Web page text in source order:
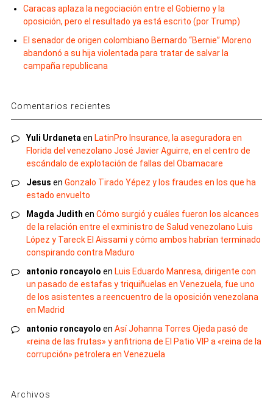
Caracas aplaza la negociación entre el Gobierno y la
oposición, pero el resultado ya está escrito (por Trump)
El senador de origen colombiano Bernardo “Bernie” Moreno
abandonó a su hija violentada para tratar de salvar la
campaña republicana
Comentarios recientes
Yuli Urdaneta en LatinPro Insurance, la aseguradora en
Florida del venezolano José Javier Aguirre, en el centro de
escándalo de explotación de fallas del Obamacare
Jesus en Gonzalo Tirado Yépez y los fraudes en los que ha
estado envuelto
Magda Judith en Cómo surgió y cuáles fueron los alcances
de la relación entre el exministro de Salud venezolano Luis
López y Tareck El Aissami y cómo ambos habrían terminado
conspirando contra Maduro
antonio roncayolo en Luis Eduardo Manresa, dirigente con
un pasado de estafas y triquiñuelas en Venezuela, fue uno
de los asistentes a reencuentro de la oposición venezolana
en Madrid
antonio roncayolo en Así Johanna Torres Ojeda pasó de
«reina de las frutas» y anfitriona de El Patio VIP a «reina de la
corrupción» petrolera en Venezuela
Archivos